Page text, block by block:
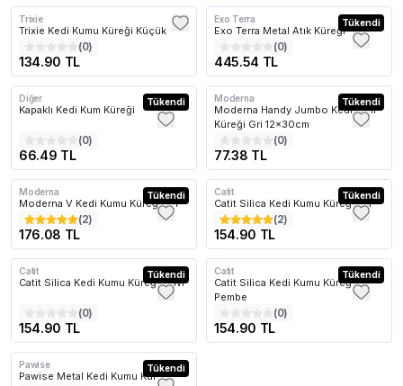
Trixie
Trixie Kedi Kumu Küreği Küçük
(0)
134.90 TL
Tükendi
Exo Terra
Exo Terra Metal Atık Küreği
(0)
445.54 TL
Tükendi
Diğer
Kapaklı Kedi Kum Küreği
(0)
66.49 TL
Tükendi
Moderna
Moderna Handy Jumbo Kedi Kum
Küreği Gri 12x30cm
(0)
77.38 TL
Tükendi
Moderna
Moderna V Kedi Kumu Küreği Gri
(2)
176.08 TL
Tükendi
Catit
Catit Silica Kedi Kumu Küreği Gri
(2)
154.90 TL
Tükendi
Catit
Catit Silica Kedi Kumu Küreği Mavi
(0)
154.90 TL
Tükendi
Catit
Catit Silica Kedi Kumu Küreği
Pembe
(0)
154.90 TL
Tükendi
Pawise
Pawise Metal Kedi Kumu Küreği